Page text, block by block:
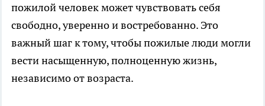
пожилой человек может чувствовать себя
свободно, уверенно и востребованно. Это
важный шаг к тому, чтобы пожилые люди могли
вести насыщенную, полноценную жизнь,
независимо от возраста.